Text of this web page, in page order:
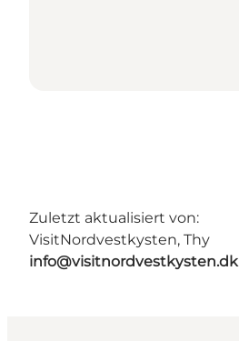
Zuletzt aktualisiert von:
VisitNordvestkysten, Thy
info@visitnordvestkysten.dk